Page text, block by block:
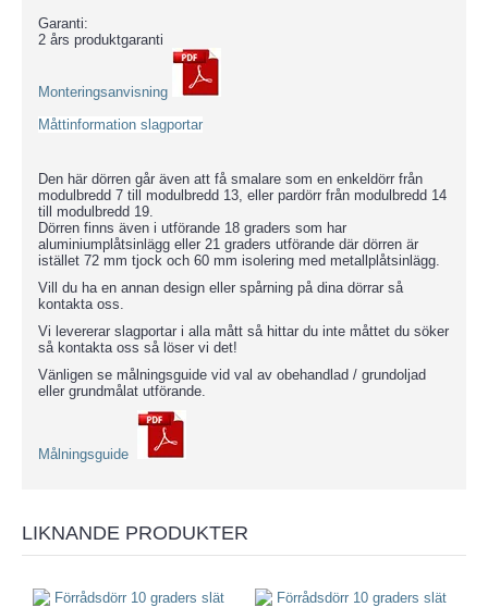
Garanti:
2 års produktgaranti
Monteringsanvisning
Måttinformation slagportar
Den här dörren går även att få smalare som en enkeldörr från
modulbredd 7 till modulbredd 13, eller pardörr från modulbredd 14
till modulbredd 19.
Dörren finns även i utförande 18 graders som har
aluminiumplåtsinlägg eller 21 graders utförande där dörren är
istället 72 mm tjock och 60 mm isolering med metallplåtsinlägg.
Vill du ha en annan design eller spårning på dina dörrar så
kontakta oss.
Vi levererar slagportar i alla mått så hittar du inte måttet du söker
så kontakta oss så löser vi det!
Vänligen se målningsguide vid val av obehandlad / grundoljad
eller grundmålat utförande.
Målningsguide
LIKNANDE PRODUKTER